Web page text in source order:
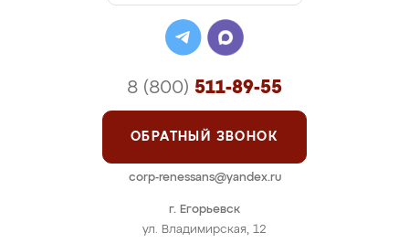
г. Егорьевск
ул. Владимирская, 12
8 (800) 511-89-55
ОБРАТНЫЙ ЗВОНОК
corp-renessans@yandex.ru